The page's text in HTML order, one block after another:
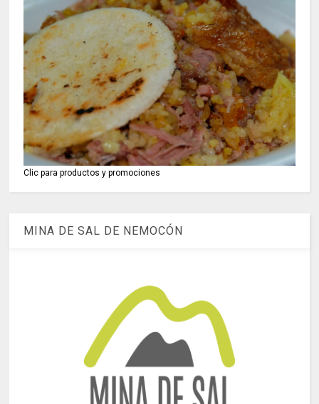
Clic para productos y promociones
MINA DE SAL DE NEMOCÓN